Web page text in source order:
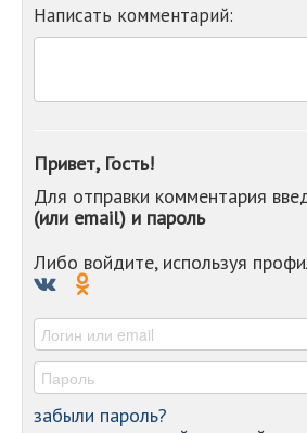
Написать комментарий:
Привет, Гость!
Для отправки комментария
(или email) и пароль
Либо войдите, используя
забыли пароль?